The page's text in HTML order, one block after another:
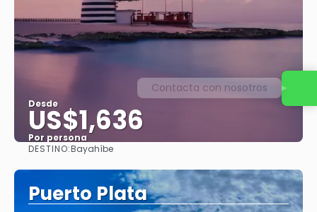
Desde
US$1,636
Por persona
DESTINO:Bayahíbe
Puerto Plata
Contacta con nosotros